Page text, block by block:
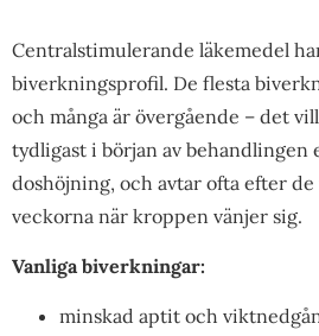
Centralstimulerande läkemedel
biverkningsprofil. De flesta
och många är övergående – det
tydligast i början av behandlingen
doshöjning, och avtar ofta efter
veckorna när kroppen vänjer sig.
Vanliga biverkningar:
minskad aptit och